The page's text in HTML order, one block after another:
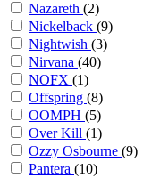
Nazareth (2)
Nickelback (9)
Nightwish (3)
Nirvana (40)
NOFX (1)
Offspring (8)
OOMPH (5)
Over Kill (1)
Ozzy Osbourne (9)
Pantera (10)